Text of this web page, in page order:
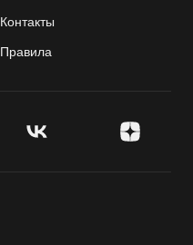
Контакты
Правила